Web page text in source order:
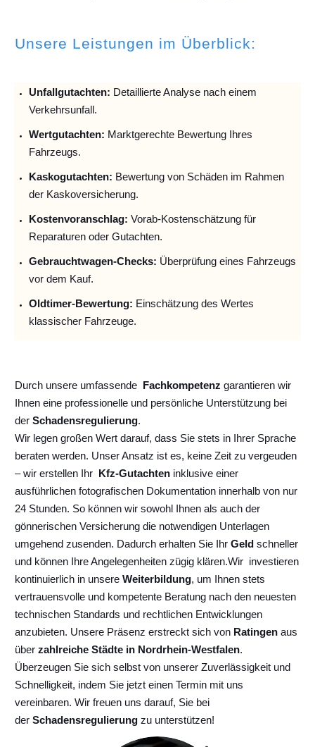
Unsere Leistungen im Überblick:
Unfallgutachten: Detaillierte Analyse nach einem
Verkehrsunfall.
Wertgutachten: Marktgerechte Bewertung Ihres
Fahrzeugs.
Kaskogutachten: Bewertung von Schäden im Rahmen
der Kaskoversicherung.
Kostenvoranschlag: Vorab-Kostenschätzung für
Reparaturen oder Gutachten.
Gebrauchtwagen-Checks: Überprüfung eines Fahrzeugs
vor dem Kauf.
Oldtimer-Bewertung: Einschätzung des Wertes
klassischer Fahrzeuge.
Durch unsere umfassende Fachkompetenz garantieren wir
Ihnen eine professionelle und persönliche Unterstützung bei
der Schadensregulierung.
Wir legen großen Wert darauf, dass Sie stets in Ihrer Sprache
beraten werden. Unser Ansatz ist es, keine Zeit zu vergeuden
– wir erstellen Ihr Kfz-Gutachten inklusive einer
ausführlichen fotografischen Dokumentation innerhalb von nur
24 Stunden. So können wir sowohl Ihnen als auch der
gönnerischen Versicherung die notwendigen Unterlagen
umgehend zusenden. Dadurch erhalten Sie Ihr Geld schneller
und können Ihre Angelegenheiten zügig klären.Wir investieren
kontinuierlich in unsere Weiterbildung, um Ihnen stets
vertrauensvolle und kompetente Beratung nach den neuesten
technischen Standards und rechtlichen Entwicklungen
anzubieten. Unsere Präsenz erstreckt sich von Ratingen aus
über zahlreiche Städte in Nordrhein-Westfalen.
Überzeugen Sie sich selbst von unserer Zuverlässigkeit und
Schnelligkeit, indem Sie jetzt einen Termin mit uns
vereinbaren. Wir freuen uns darauf, Sie bei
der Schadensregulierung zu unterstützen!